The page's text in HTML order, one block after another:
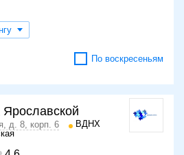
По воскресеньям
д. 8, корп. 6
ВДНХ